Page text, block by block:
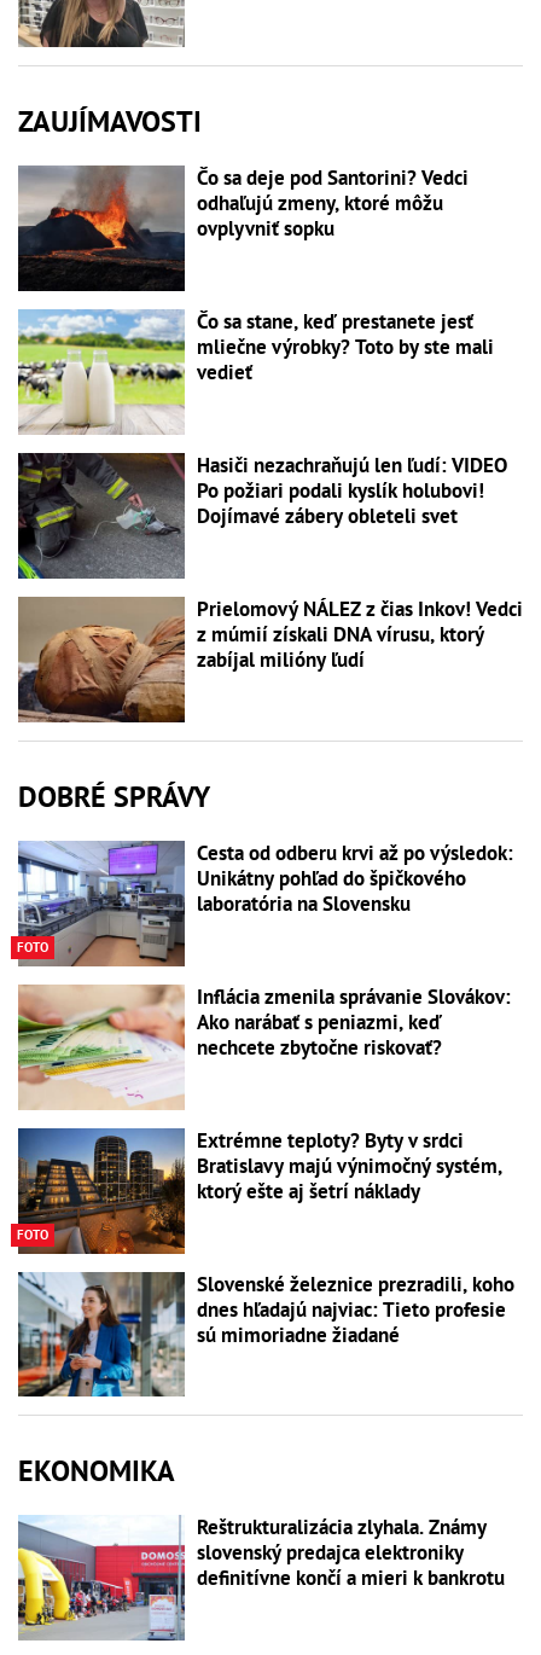
ZAUJÍMAVOSTI
Čo sa deje pod Santorini? Vedci
odhaľujú zmeny, ktoré môžu
ovplyvniť sopku
Čo sa stane, keď prestanete jesť
mliečne výrobky? Toto by ste mali
vedieť
Hasiči nezachraňujú len ľudí: VIDEO
Po požiari podali kyslík holubovi!
Dojímavé zábery obleteli svet
Prielomový NÁLEZ z čias Inkov! Vedci
z múmií získali DNA vírusu, ktorý
zabíjal milióny ľudí
DOBRÉ SPRÁVY
FOTO
Cesta od odberu krvi až po výsledok:
Unikátny pohľad do špičkového
laboratória na Slovensku
Inflácia zmenila správanie Slovákov:
Ako narábať s peniazmi, keď
nechcete zbytočne riskovať?
FOTO
Extrémne teploty? Byty v srdci
Bratislavy majú výnimočný systém,
ktorý ešte aj šetrí náklady
Slovenské železnice prezradili, koho
dnes hľadajú najviac: Tieto profesie
sú mimoriadne žiadané
EKONOMIKA
Reštrukturalizácia zlyhala. Známy
slovenský predajca elektroniky
definitívne končí a mieri k bankrotu